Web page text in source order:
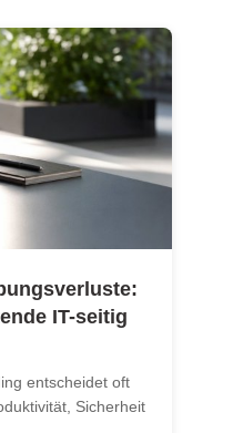
IT-seitig
entscheidet oft
Sicherheit